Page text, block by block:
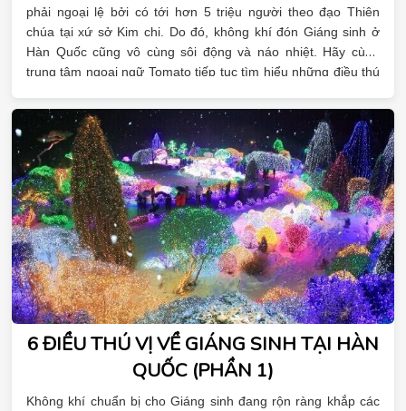
phải ngoại lệ bởi có tới hơn 5 triệu người theo đạo Thiên
chúa tại xứ sở Kim chi. Do đó, không khí đón Giáng sinh ở
Hàn Quốc cũng vô cùng sôi động và náo nhiệt. Hãy cùng
trung tâm ngoại ngữ Tomato tiếp tục tìm hiểu những điều thú
6 ĐIỀU THÚ VỊ VỀ GIÁNG SINH TẠI HÀN
QUỐC (PHẦN 1)
Không khí chuẩn bị cho Giáng sinh đang rộn ràng khắp các